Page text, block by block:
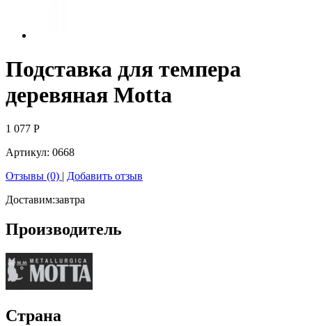
Подставка для темпера
деревяная Motta
1 077 Р
Артикул: 0668
Отзывы (0) | Добавить отзыв
Доставим:завтра
Производитель
Страна